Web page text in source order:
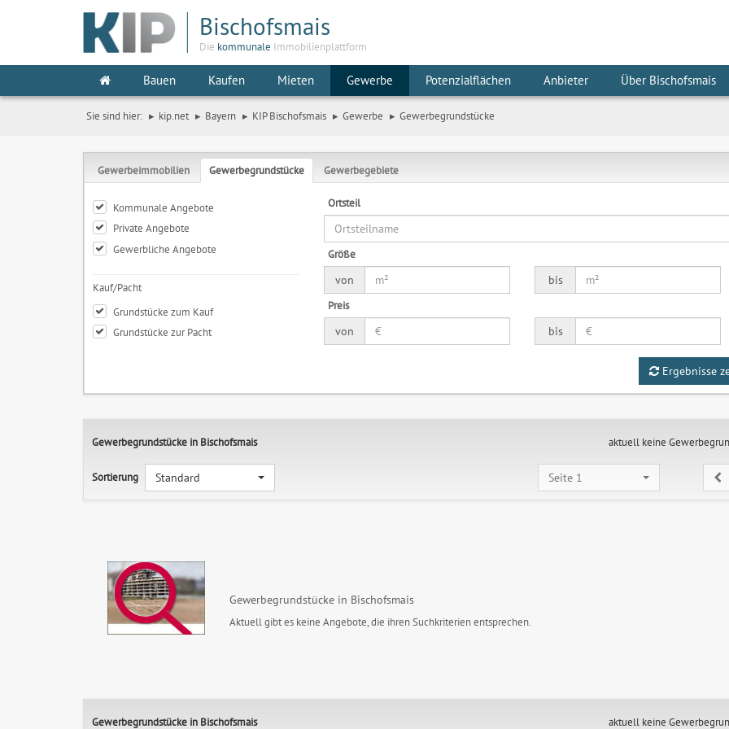
Bischofsmais
Die kommunale Immobilienplattform
Bauen Kaufen Mieten Gewerbe Potenzialflächen Anbieter Über Bischofsmais
Sie sind hier: kip.net Bayern KIP Bischofsmais Gewerbe Gewerbegrundstücke
Gewerbeimmobilien Gewerbegrundstücke Gewerbegebiete
Kommunale Angebote
Private Angebote
Gewerbliche Angebote
Kauf/Pacht
Grundstücke zum Kauf
Grundstücke zur Pacht
Ortsteil
Größe
von
bis
Preis
von
bis
Ergebnisse
Gewerbegrundstücke in Bischofsmais
Sortierung Standard
aktuell keine
Seite 1
Gewerbegrundstücke in Bischofsmais
Aktuell gibt es keine Angebote, die ihren Suchkriterien entsprechen.
Gewerbegrundstücke in Bischofsmais aktuell keine